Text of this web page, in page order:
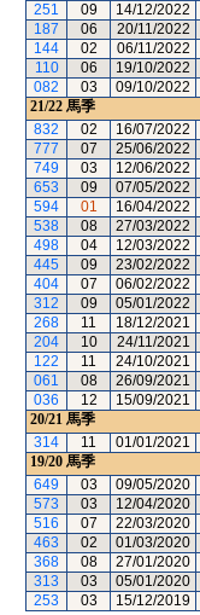
251
09 14/12/2022
187
06 20/11/2022
144
02 06/11/2022
110
06 19/10/2022
082
03 09/10/2022
21/22 馬季
832
02 16/07/2022
777
07 25/06/2022
749
03 12/06/2022
653
09 07/05/2022
594
01 16/04/2022
538
08 27/03/2022
498
04 12/03/2022
445
09 23/02/2022
404
07 06/02/2022
312
09 05/01/2022
268
11 18/12/2021
204
10 24/11/2021
122
11 24/10/2021
061
08 26/09/2021
036
12 15/09/2021
20/21 馬季
314
11 01/01/2021
19/20 馬季
649
03 09/05/2020
573
03 12/04/2020
516
07 22/03/2020
463
02 01/03/2020
368
08 27/01/2020
313
03 05/01/2020
253
03 15/12/2019